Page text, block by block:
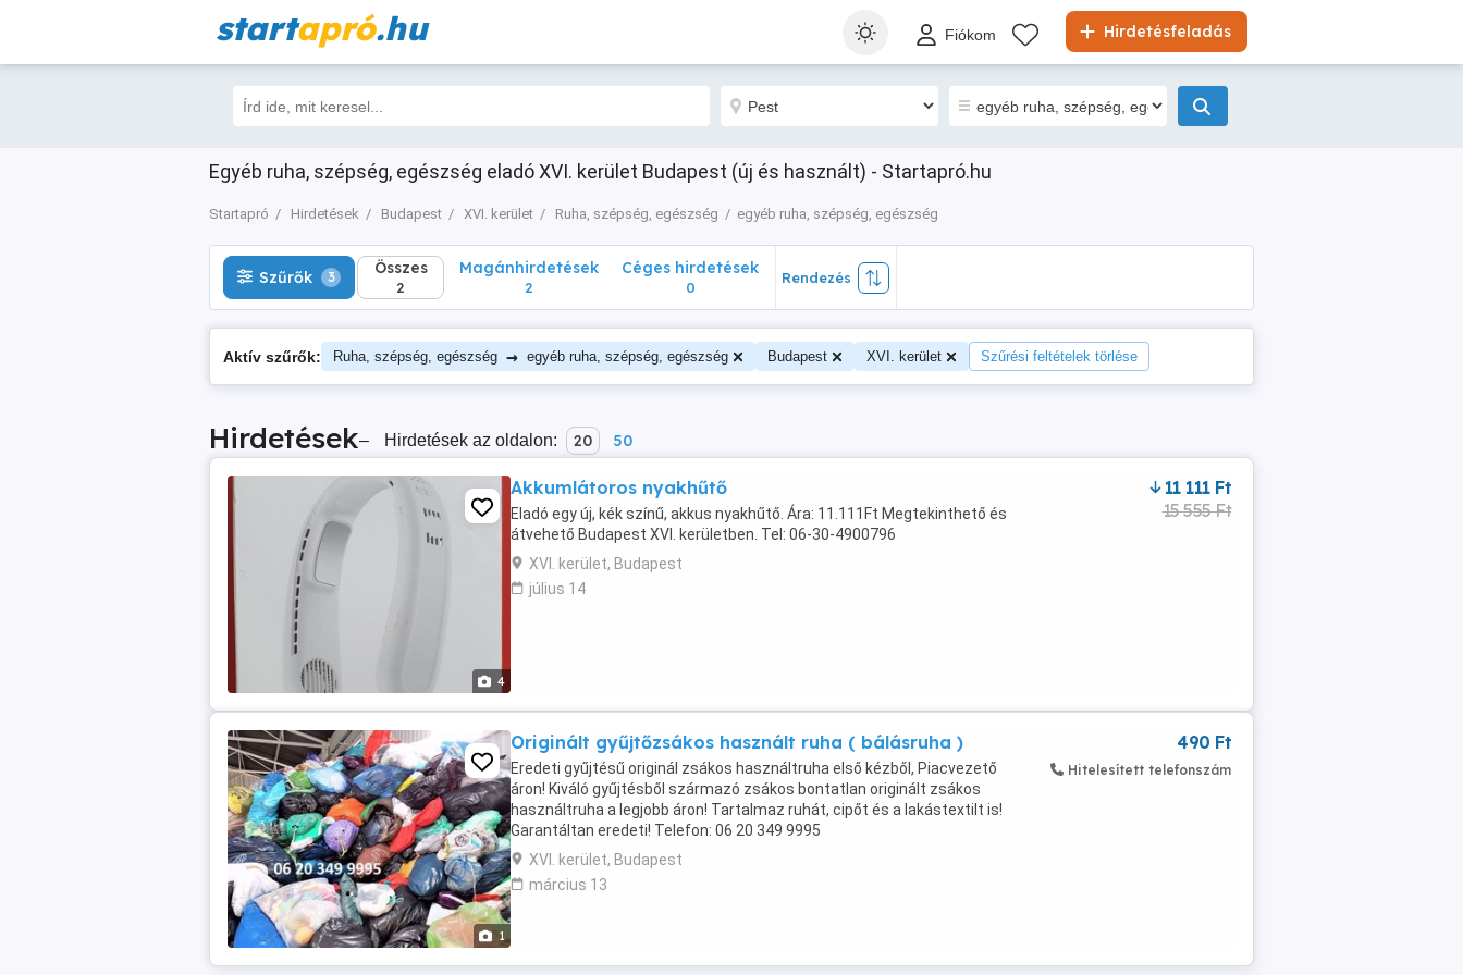
startapró.hu Hirdetésfeladás
Fiókom
Egyéb ruha, szépség, egészség eladó XVI. kerület Budapest (új és használt) - Startapró.hu
Startapró Hirdetések Budapest XVI. kerület Ruha, szépség, egészség egyéb ruha, szépség, egészség
Szűrők 3 Összes
2
Szűrők 3 Összes
2
Magánhirdetések
2
Céges hirdetések
0
Rendezés
Aktív szűrők: Ruha, szépség, egészség → egyéb ruha, szépség, egészség Budapest XVI. kerület Szűrési feltételek törlése
Hirdetések– Hirdetések az oldalon: 20 50
4
Akkumlátoros nyakhűtő
Eladó egy új, kék színű, akkus nyakhűtő. Ára: 11.111Ft Megtekinthető és
átvehető Budapest XVI. kerületben. Tel: 06-30-4900796
XVI. kerület, Budapest
július 14
11 111 Ft
15 555 Ft
1
Originált gyűjtőzsákos használt ruha ( bálásruha )
Eredeti gyűjtésű originál zsákos használtruha első kézből, Piacvezető
áron! Kiváló gyűjtésből származó zsákos bontatlan originált zsákos
használtruha a legjobb áron! Tartalmaz ruhát, cipőt és a lakástextilt is!
Garantáltan eredeti! Telefon: 06 20 349 9995
XVI. kerület, Budapest
március 13
490 Ft
Hitelesített telefonszám